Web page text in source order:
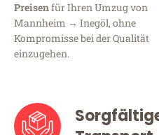
Preisenfür Ihren Umzug von
Mannheim → Inegöl, ohne
Kompromisse bei der Qualität
einzugehen.